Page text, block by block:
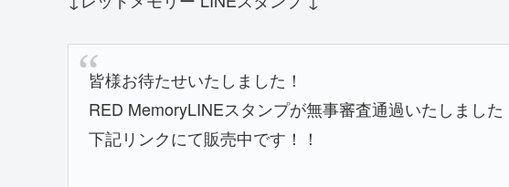
皆様お待たせいたしました！
RED MemoryLINEスタンプが無事審査通過いたしました
下記リンクにて販売中です！！